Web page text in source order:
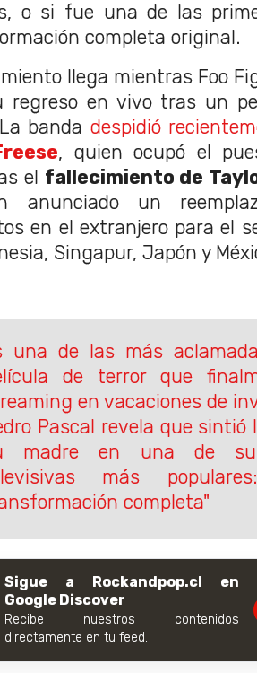
o si fue una de las
completa original.
llega mientras Foo
regreso en vivo tras un
banda despidió
, quien ocupó el
el fallecimiento de
anunciado un
en el extranjero para el
Singapur, Japón y
una de las más
de terror que
en vacaciones de
Pascal revela que sintió
madre en una de
más
completa"
Sigue a Rockandpop.cl en
Google Discover
Recibe nuestros contenidos
directamente en tu feed.